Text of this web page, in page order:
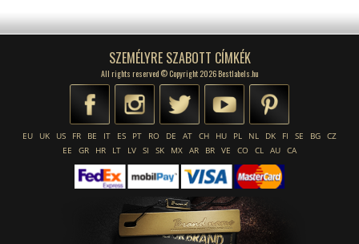
SZEMÉLYRE SZABOTT CÍMKÉK
All rights reserved © Copyright 2026 Bestlabels.hu
EU UK US FR BE IT ES PT RO DE AT CH HU PL NL DK FI SE BG CZ
EE
GR HR LT LV SI SK MX AR BR VE CO CL AU CA